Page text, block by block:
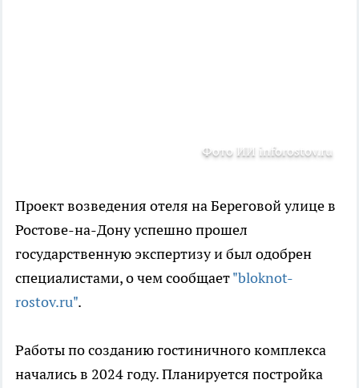
Фото ИИ inforostov.ru
Проект возведения отеля на Береговой улице в
Ростове-на-Дону успешно прошел
государственную экспертизу и был одобрен
специалистами, о чем сообщает"bloknot-
rostov.ru".
Работы по созданию гостиничного комплекса
начались в 2024 году. Планируется постройка